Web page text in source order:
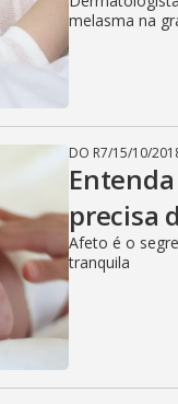
melasma na
DO R7/15/10/
precisa
Afeto é o
tranquila